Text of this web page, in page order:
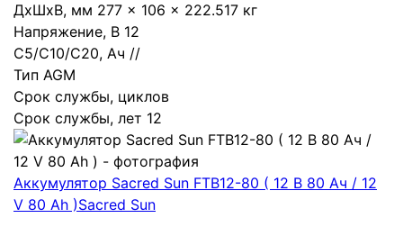
ДхШхВ, мм 277 × 106 × 222.517 кг
Напряжение, В 12
С5/С10/С20, Ач //
Тип AGM
Срок службы, циклов
Срок службы, лет 12
Аккумулятор Sacred Sun FTB12-80 ( 12 В 80 Ач / 12
V 80 Ah )Sacred Sun